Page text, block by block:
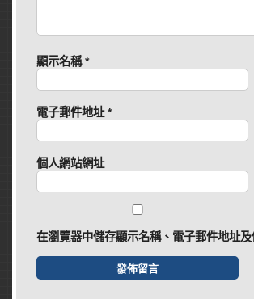
顯示名稱*
電子郵件地址*
個人網站網址
在瀏覽器中儲存顯示名稱、電子郵件地址